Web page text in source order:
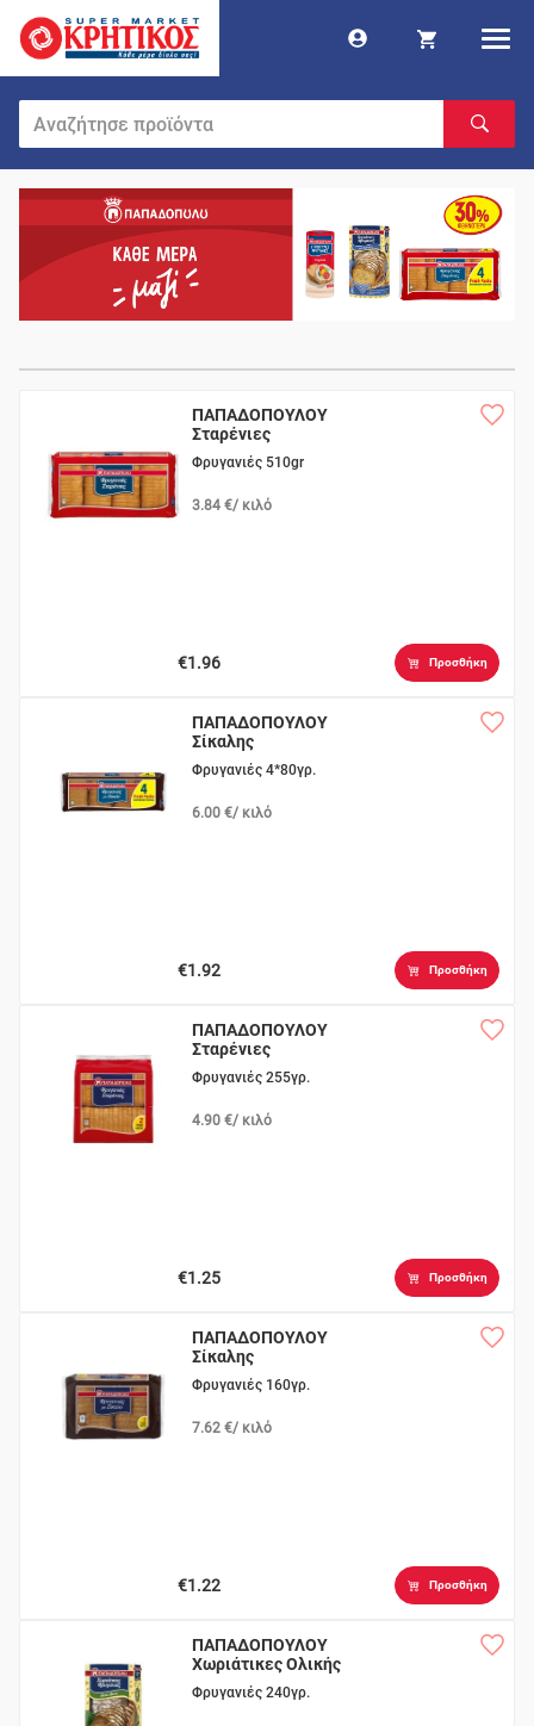
ΠΑΠΑΔΟΠΟΥΛΟΥ
Σταρένιες
Φρυγανιές 510gr
3.84 €/ κιλό
€1.96 Προσθήκη
ΠΑΠΑΔΟΠΟΥΛΟΥ
Σίκαλης
Φρυγανιές 4*80γρ.
6.00 €/ κιλό
€1.92 Προσθήκη
ΠΑΠΑΔΟΠΟΥΛΟΥ
Σταρένιες
Φρυγανιές 255γρ.
4.90 €/ κιλό
€1.25 Προσθήκη
ΠΑΠΑΔΟΠΟΥΛΟΥ
Σίκαλης
Φρυγανιές 160γρ.
7.62 €/ κιλό
€1.22 Προσθήκη
ΠΑΠΑΔΟΠΟΥΛΟΥ
Χωριάτικες Ολικής
Άλεσης
Φρυγανιές 240γρ.